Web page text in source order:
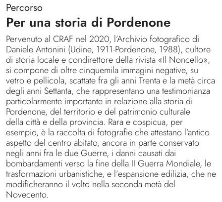
Percorso
Per una storia di Pordenone
Pervenuto al CRAF nel 2020, l’Archivio fotografico di
Daniele Antonini (Udine, 1911-Pordenone, 1988), cultore
di storia locale e condirettore della rivista «Il Noncello»,
si compone di oltre cinquemila immagini negative, su
vetro e pellicola, scattate fra gli anni Trenta e la metà circa
degli anni Settanta, che rappresentano una testimonianza
particolarmente importante in relazione alla storia di
Pordenone, del territorio e del patrimonio culturale
della città e della provincia. Rara e cospicua, per
esempio, è la raccolta di fotografie che attestano l’antico
aspetto del centro abitato, ancora in parte conservato
negli anni fra le due Guerre, i danni causati dai
bombardamenti verso la fine della II Guerra Mondiale, le
trasformazioni urbanistiche, e l’espansione edilizia, che ne
modificheranno il volto nella seconda metà del
Novecento.